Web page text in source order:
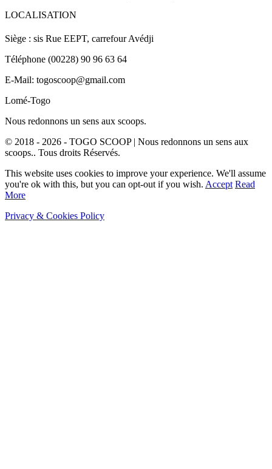
LOCALISATION
Siège : sis Rue EEPT, carrefour Avédji
Téléphone (00228) 90 96 63 64
E-Mail: togoscoop@gmail.com
Lomé-Togo
Nous redonnons un sens aux scoops.
© 2018 - 2026 - TOGO SCOOP | Nous redonnons un sens aux
scoops.. Tous droits Réservés.
This website uses cookies to improve your experience. We'll assume
you're ok with this, but you can opt-out if you wish. Accept Read
More
Privacy & Cookies Policy